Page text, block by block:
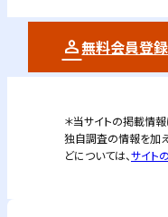
無料会員登録
＊当サイトの掲載情
独自調査の情報を加
どについては、サイト